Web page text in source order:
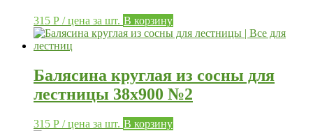
315 Р / цена за шт. В корзину
Балясина круглая из сосны для
лестницы 38х900 №2
315 Р / цена за шт. В корзину